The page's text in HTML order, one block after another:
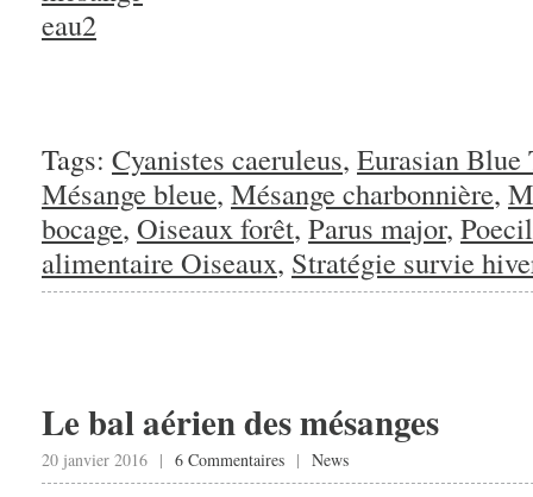
Tags: Cyanistes caeruleus, Eurasian Blue
Mésange bleue, Mésange charbonnière,
bocage, Oiseaux forêt, Parus major,
alimentaire Oiseaux, Stratégie survie
Le bal aérien des mésanges
20 janvier 2016 | 6 Commentaires | News